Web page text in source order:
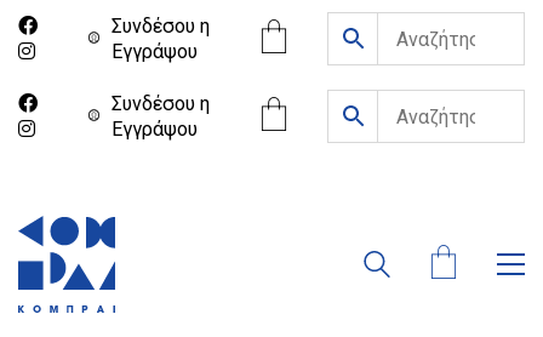
Συνδέσου η
Eγγράψου
Συνδέσου η
Eγγράψου